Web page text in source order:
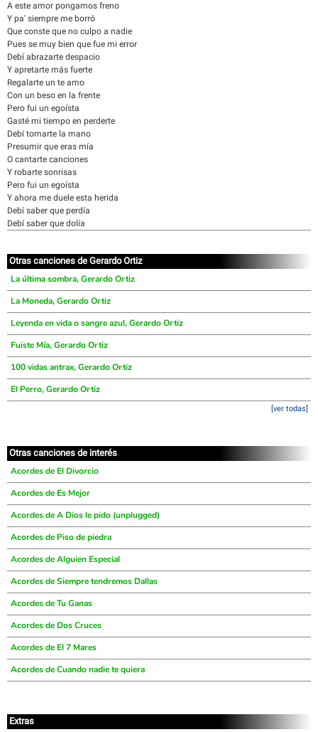
A este amor pongamos freno
Y pa' siempre me borró
Que conste que no culpo a nadie
Pues se muy bien que fue mi error
Debí abrazarte despacio
Y apretarte más fuerte
Regalarte un te amo
Con un beso en la frente
Pero fui un egoísta
Gasté mi tiempo en perderte
Debí tomarte la mano
Presumir que eras mía
O cantarte canciones
Y robarte sonrisas
Pero fui un egoísta
Y ahora me duele esta herida
Debí saber que perdía
Debí saber que dolía
Otras canciones de Gerardo Ortiz
La última sombra, Gerardo Ortiz
La Moneda, Gerardo Ortiz
Leyenda en vida o sangre azul, Gerardo Ortiz
Fuiste Mía, Gerardo Ortiz
100 vidas antrax, Gerardo Ortiz
El Perro, Gerardo Ortiz
[ver todas]
Otras canciones de interés
Acordes de El Divorcio
Acordes de Es Mejor
Acordes de A Dios le pido (unplugged)
Acordes de Piso de piedra
Acordes de Alguien Especial
Acordes de Siempre tendremos Dallas
Acordes de Tu Ganas
Acordes de Dos Cruces
Acordes de El 7 Mares
Acordes de Cuando nadie te quiera
Extras